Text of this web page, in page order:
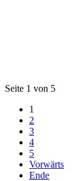
Seite 1 von 5
1
2
3
4
5
Vorwärts
Ende